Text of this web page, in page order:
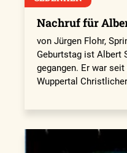
Nachruf für
von Jürgen Flohr,
Geburtstag ist Albert
gegangen. Er war
Wuppertal